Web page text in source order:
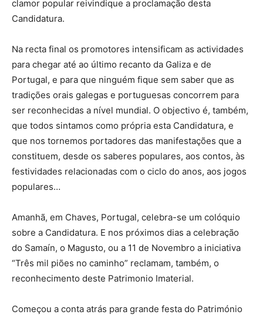
clamor popular reivindique a proclamação desta
Candidatura.
Na recta final os promotores intensificam as actividades
para chegar até ao último recanto da Galiza e de
Portugal, e para que ninguém fique sem saber que as
tradições orais galegas e portuguesas concorrem para
ser reconhecidas a nível mundial. O objectivo é, também,
que todos sintamos como própria esta Candidatura, e
que nos tornemos portadores das manifestações que a
constituem, desde os saberes populares, aos contos, às
festividades relacionadas com o ciclo do anos, aos jogos
populares…
Amanhã, em Chaves, Portugal, celebra-se um colóquio
sobre a Candidatura. E nos próximos dias a celebração
do Samaín, o Magusto, ou a 11 de Novembro a iniciativa
“Três mil piões no caminho” reclamam, também, o
reconhecimento deste Patrimonio Imaterial.
Começou a conta atrás para grande festa do Património